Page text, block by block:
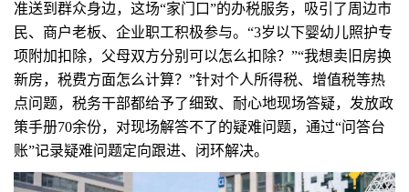
准送到群众身边，这场“家门口”的办税服务，吸引了周边市
民、商户老板、企业职工积极参与。“3岁以下婴幼儿照护专
项附加扣除，父母双方分别可以怎么扣除？”“我想卖旧房换
新房，税费方面怎么计算？”针对个人所得税、增值税等热
点问题，税务干部都给予了细致、耐心地现场答疑，发放政
策手册70余份，对现场解答不了的疑难问题，通过“问答台
账”记录疑难问题定向跟进、闭环解决。